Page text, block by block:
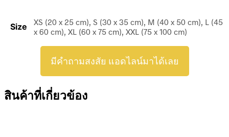
Size
XS (20 x 25 cm), S (30 x 35 cm), M (40 x 50 cm), L (45
x 60 cm), XL (60 x 75 cm), XXL (75 x 100 cm)
มีคำถามสงสัย แอดไลน์มาได้เลย
สินค้าที่เกี่ยวข้อง